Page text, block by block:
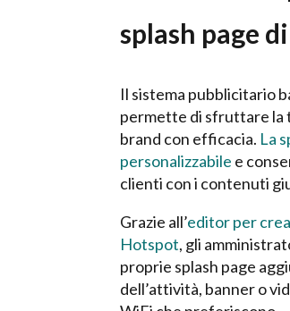
splash page
Il sistema pubblicitario
permette di sfruttare la
brand con efficacia. La
personalizzabile e
clienti con i contenuti
Grazie all’editor per
Hotspot, gli
proprie splash page
dell’attività, banner o